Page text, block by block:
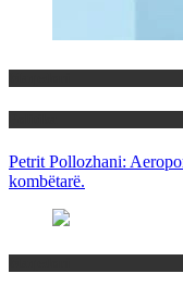
Petrit Pollozhani:
kombëtarë.